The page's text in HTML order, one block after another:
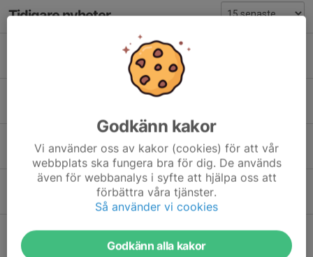
Tidigare nyheter
0
Rolf Egil möter "radiopsykologen" Per Jonnarth!
29 jul, 12:23 0
RTPK Falun besöker Buffils Anna och Naturum
29 jul, 10:52 0
0
Godkänn kakor
Vi använder oss av kakor (cookies) för att vår
webbplats ska fungera bra för dig. De används
även för webbanalys i syfte att hjälpa oss att
förbättra våra tjänster.
Så använder vi cookies
Godkänn alla kakor